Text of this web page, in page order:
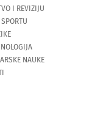
I REVIZIJU
NAUKE